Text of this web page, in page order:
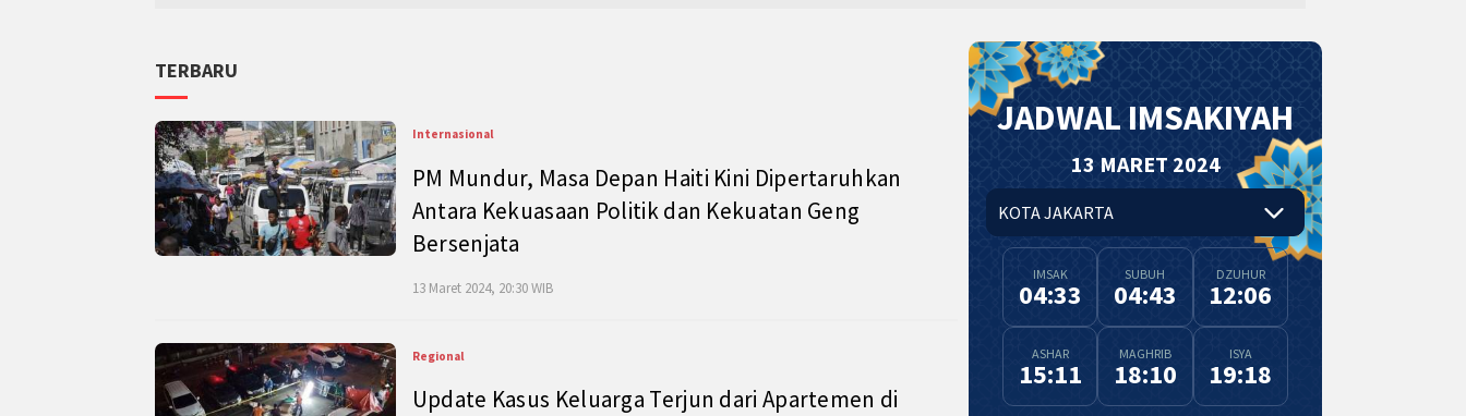
TERBARU
Internasional
PM Mundur, Masa Depan Haiti Kini Dipertaruhkan
Antara Kekuasaan Politik dan Kekuatan Geng
Bersenjata
13 Maret 2024, 20:30 WIB
Regional
Update Kasus Keluarga Terjun dari Apartemen di
JADWAL IMSAKIYAH
13 MARET 2024
IMSAK
04:33
SUBUH
04:43
DZUHUR
12:06
ASHAR
15:11
MAGHRIB
18:10
ISYA
19:18